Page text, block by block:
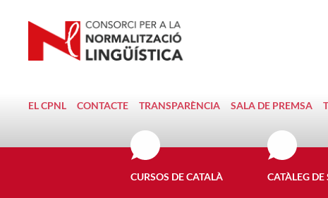
EL CPNL CONTACTE TRANSPARÈNCIA SALA DE PREMSA
CURSOS DE CATALÀ CATÀLEG DE